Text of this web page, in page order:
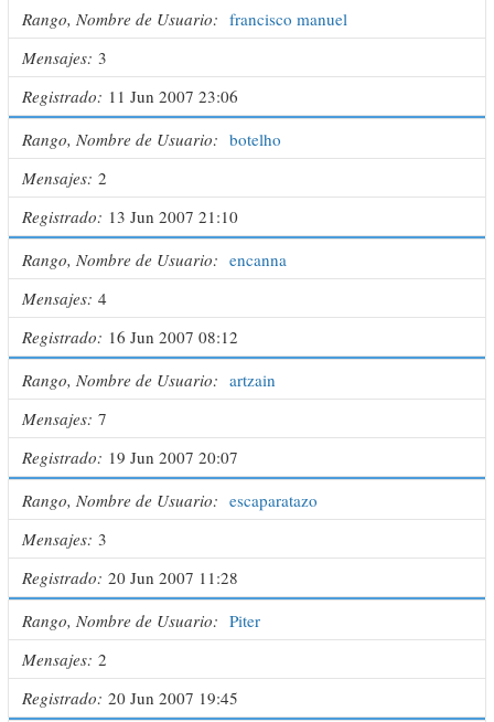
Rango, Nombre de Usuario
francisco manuel
Mensajes 3
Registrado
11 Jun 2007 23:06
Rango, Nombre de Usuario
botelho
Mensajes 2
Registrado
13 Jun 2007 21:10
Rango, Nombre de Usuario
encanna
Mensajes 4
Registrado
16 Jun 2007 08:12
Rango, Nombre de Usuario
artzain
Mensajes 7
Registrado
19 Jun 2007 20:07
Rango, Nombre de Usuario
escaparatazo
Mensajes 3
Registrado 20 Jun 2007 11:28
Rango, Nombre de Usuario
Piter
Mensajes 2
Registrado 20 Jun 2007 19:45